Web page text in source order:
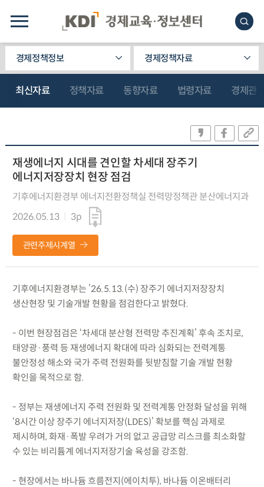
경제정책정보 경제정책자료
최신자료 정책자료 동향자료 법령자료 경제관
재생에너지 시대를 견인할 차세대 장주기
에너지저장장치 현장 점검
기후에너지환경부 에너지전환정책실 전력망정책관 분산에너지과
2026.05.13
3p
관련주제시계열
기후에너지환경부는 ’26.5.13.(수) 장주기 에너지저장장치
생산현장 및 기술개발 현황을 점검한다고 밝혔다.
- 이번 현장점검은 ‘차세대 분산형 전력망 추진계획’ 후속 조치로,
태양광·풍력 등 재생에너지 확대에 따라 심화되는 전력계통
불안정성 해소와 국가 주력 전원화를 뒷받침할 기술 개발 현황
확인을 목적으로 함.
- 정부는 재생에너지 주력 전원화 및 전력계통 안정화 달성을 위해
‘8시간 이상 장주기 에너지저장(LDES)’ 확보를 핵심 과제로
제시하며, 화재·폭발 우려가 거의 없고 공급망 리스크를 최소화할
수 있는 비리튬계 에너지저장기술 육성을 강조함.
- 현장에서는 바나듐 흐름전지(에이치투), 바나듐 이온배터리